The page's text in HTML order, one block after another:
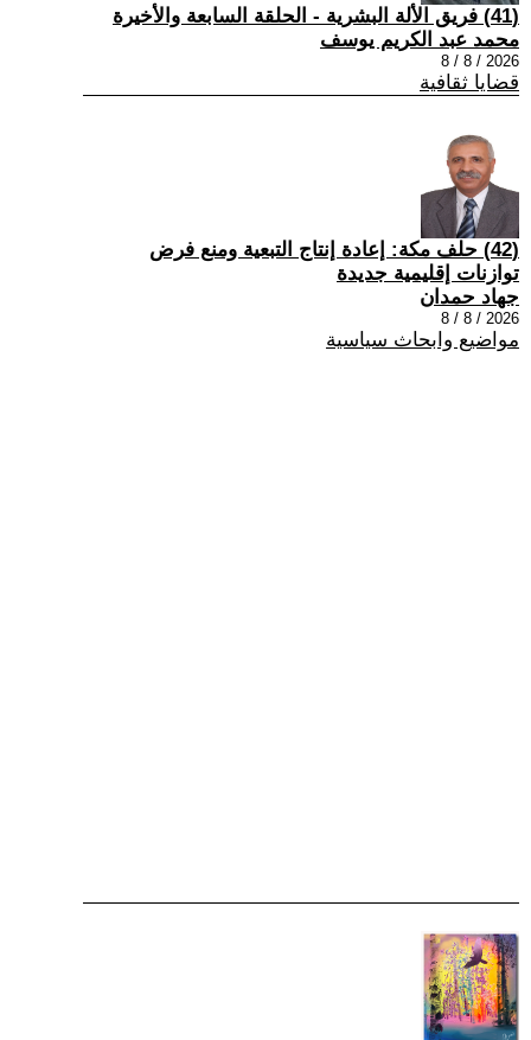
(41) فريق الألة البشرية - الحلقة السابعة والأخيرة
محمد عبد الكريم يوسف
2026 / 8 / 8
قضايا ثقافية
(42) حلف مكة: إعادة إنتاج التبعية ومنع فرض
توازنات إقليمية جديدة
جهاد حمدان
2026 / 8 / 8
مواضيع وابحاث سياسية